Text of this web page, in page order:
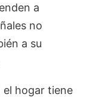
a
no
a su
el hogar tiene